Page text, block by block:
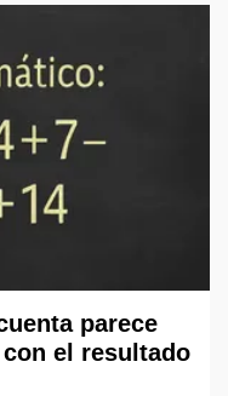
parece
el resultado